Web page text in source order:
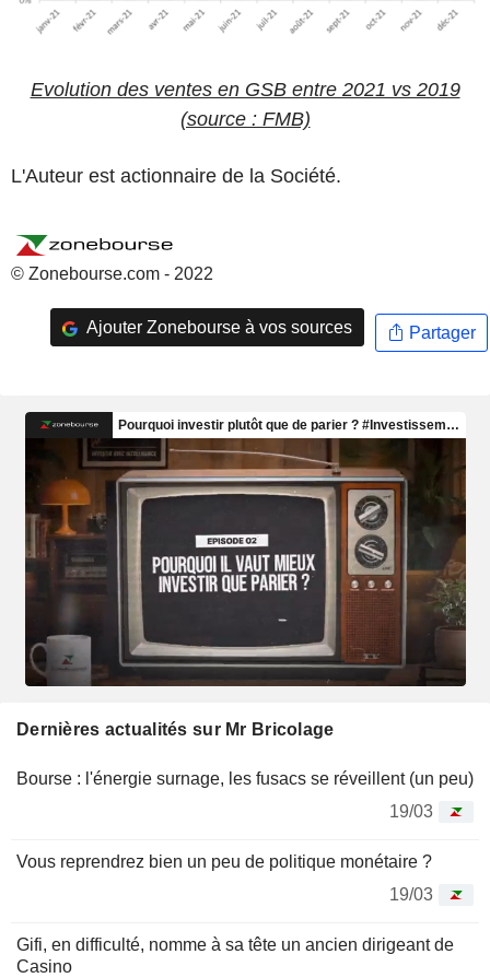
Evolution des ventes en GSB entre 2021 vs 2019
(source : FMB)
L'Auteur est actionnaire de la Société.
© Zonebourse.com - 2022
Ajouter Zonebourse à vos sources Partager
Dernières actualités sur Mr Bricolage
Bourse : l'énergie surnage, les fusacs se réveillent (un peu)
19/03
Vous reprendrez bien un peu de politique monétaire ?
19/03
Gifi, en difficulté, nomme à sa tête un ancien dirigeant de
Casino